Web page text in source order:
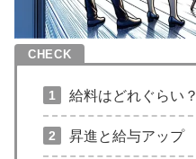
給料はどれぐらい？
昇進と給与アップ